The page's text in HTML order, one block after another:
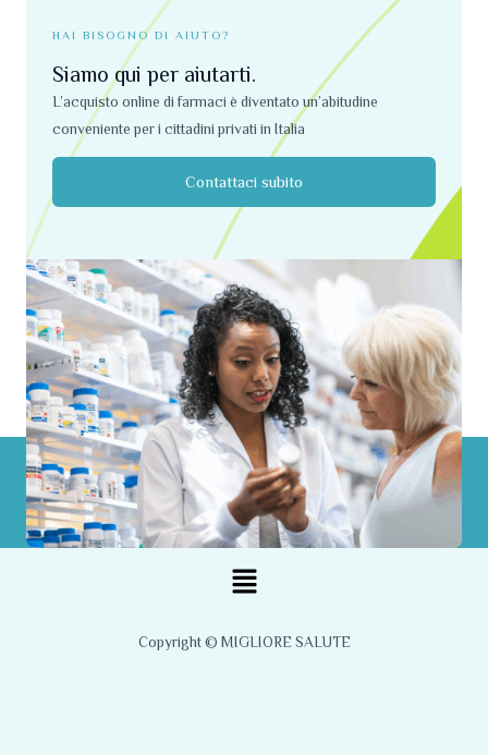
HAI BISOGNO DI AIUTO?
Siamo qui per aiutarti.
L’acquisto online di farmaci è diventato un’abitudine
conveniente per i cittadini privati ​​in Italia
Contattaci subito
Menu
Copyright © MIGLIORE SALUTE